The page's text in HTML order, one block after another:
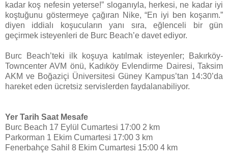
kadar koş nefesin yeterse!” sloganıyla, herkesi, ne kadar iyi
koştuğunu göstermeye çağıran Nike, “En iyi ben koşarım.”
diyen iddialı koşucuların yanı sıra, eğlenceli bir gün
geçirmek isteyenleri de Burc Beach’e davet ediyor.
Burc Beach’teki ilk koşuya katılmak isteyenler; Bakırköy-
Towncenter AVM önü, Kadıköy Evlendirme Dairesi, Taksim
AKM ve Boğaziçi Üniversitesi Güney Kampus’tan 14:30’da
hareket eden ücretsiz servislerden faydalanabiliyor.
Yer Tarih Saat Mesafe
Burc Beach 17 Eylül Cumartesi 17:00 2 km
Parkorman 1 Ekim Cumartesi 17:00 3 km
Fenerbahçe Sahil 8 Ekim Cumartesi 15:00 4 km